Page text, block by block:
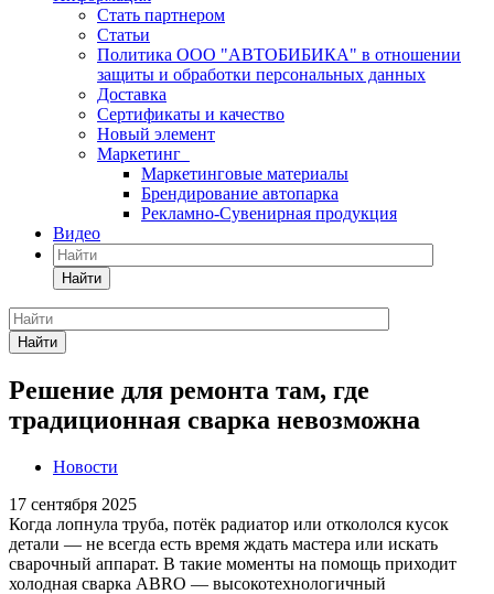
Стать партнером
Статьи
Политика ООО "АВТОБИБИКА" в отношении
защиты и обработки персональных данных
Доставка
Сертификаты и качество
Новый элемент
Маркетинг
Маркетинговые материалы
Брендирование автопарка
Рекламно-Сувенирная продукция
Видео
Найти
Найти
Решение для ремонта там, где
традиционная сварка невозможна
Новости
17 сентября 2025
Когда лопнула труба, потёк радиатор или откололся кусок
детали — не всегда есть время ждать мастера или искать
сварочный аппарат. В такие моменты на помощь приходит
холодная сварка ABRO — высокотехнологичный